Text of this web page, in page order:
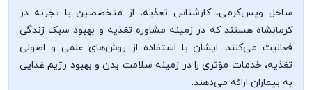
ساحل ویس‌کرمی، کارشناس تغذیه، از متخصصین با تجربه در
کرمانشاه هستند که در زمینه مشاوره تغذیه و بهبود سبک زندگی
فعالیت می‌کنند. ایشان با استفاده از روش‌های علمی و اصولی
تغذیه، خدمات مؤثری را در زمینه سلامت بدن و بهبود رژیم غذایی
به بیماران ارائه می‌دهند.